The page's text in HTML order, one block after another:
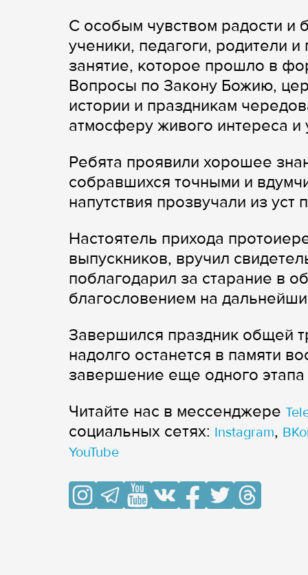
С особым чувством радости и
ученики, педагоги, родители
занятие, которое прошло в
Вопросы по Закону Божию,
истории и праздникам
атмосферу живого интереса и
Ребята проявили хорошее
собравшихся точными и
напутствия прозвучали из уст
Настоятель прихода
выпускников, вручил
поблагодарил за старание в
благословением на
Завершился праздник общей
надолго останется в памяти
завершение еще одного этапа
Читайте нас в мессенджере
cоциальных сетях: Instagram,
YouTube